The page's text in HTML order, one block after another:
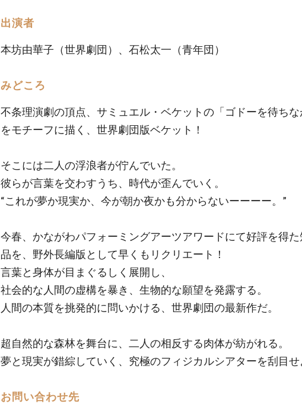
出演者
本坊由華子（世界劇団）、石松太一（青年団）
みどころ
不条理演劇の頂点、サミュエル・ベケットの「ゴドーを待ち
をモチーフに描く、世界劇団版ベケット！
そこには二人の浮浪者が佇んでいた。
彼らが言葉を交わすうち、時代が歪んでいく。
“これが夢か現実か、今が朝か夜かも分からないーーーー。”
今春、かながわパフォーミングアーツアワードにて好評を得
品を、野外長編版として早くもリクリエート！
言葉と身体が目まぐるしく展開し、
社会的な人間の虚構を暴き、生物的な願望を発露する。
人間の本質を挑発的に問いかける、世界劇団の最新作だ。
超自然的な森林を舞台に、二人の相反する肉体が紡がれる。
夢と現実が錯綜していく、究極のフィジカルシアターを刮目
お問い合わせ先